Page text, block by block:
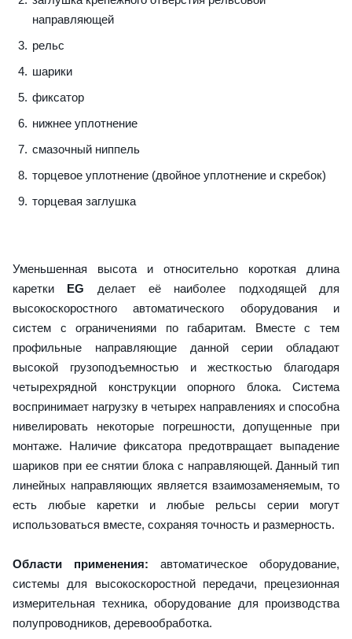
направляющей
рельс
шарики
фиксатор
нижнее уплотнение
смазочный ниппель
торцевое уплотнение (двойное уплотнение и скребок)
торцевая заглушка
Уменьшенная высота и относительно короткая длина
каретки EG делает её наиболее подходящей для
высокоскоростного автоматического оборудования и
систем с ограничениями по габаритам. Вместе с тем
профильные направляющие данной серии обладают
высокой грузоподъемностью и жесткостью благодаря
четырехрядной конструкции опорного блока. Система
воспринимает нагрузку в четырех направлениях и способна
нивелировать некоторые погрешности, допущенные при
монтаже. Наличие фиксатора предотвращает выпадение
шариков при ее снятии блока с направляющей. Данный тип
линейных направляющих является взаимозаменяемым, то
есть любые каретки и любые рельсы серии могут
использоваться вместе, сохраняя точность и размерность.
Области применения: автоматическое оборудование,
системы для высокоскоростной передачи, прецезионная
измерительная техника, оборудование для производства
полупроводников, деревообработка.